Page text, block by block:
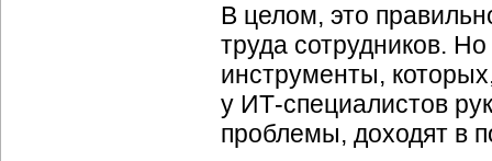
В целом, это
труда сотрудников.
инструменты,
у ИТ-специалистов
проблемы, доходят в